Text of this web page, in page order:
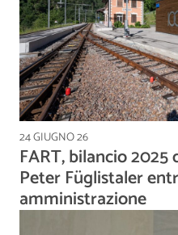
24 GIUGNO 26
FART, bilancio
Peter Füglistaler
amministrazione